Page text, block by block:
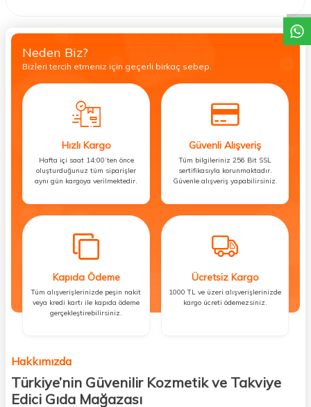
Neden Biz?
Bizleri tercih etmeniz için geçerli birkaç sebep.
Hızlı Kargo
Hafta içi saat 14:00’ten önce
oluşturduğunuz tüm siparişler
aynı gün kargoya verilmektedir.
Güvenli Alışveriş
Tüm bilgileriniz 256 Bit SSL
sertifikasıyla korunmaktadır.
Güvenle alışveriş yapabilirsiniz.
Kapıda Ödeme
Tüm alışverişlerinizde peşin nakit
veya kredi kartı ile kapıda ödeme
gerçekleştirebilirsiniz.
Ücretsiz Kargo
1000 TL ve üzeri alışverişlerinizde
kargo ücreti ödemezsiniz.
Hakkımızda
Türkiye’nin Güvenilir Kozmetik ve Takviye
Edici Gıda Mağazası